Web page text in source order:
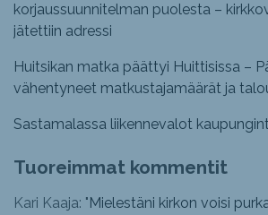
korjaussuunnitelman puolesta –
jätettiin adressi
Huitsikan matka päättyi Huittisissa –
vähentyneet matkustajamäärät ja
Sastamalassa liikennevalot
Tuoreimmat kommentit
Kari Kaaja: "Mielestäni kirkon voisi